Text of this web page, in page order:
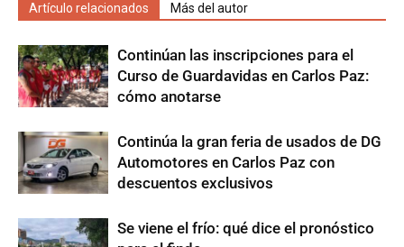
Artículo relacionados Más del autor
Continúan las inscripciones para el
Curso de Guardavidas en Carlos Paz:
cómo anotarse
Continúa la gran feria de usados de DG
Automotores en Carlos Paz con
descuentos exclusivos
Se viene el frío: qué dice el pronóstico